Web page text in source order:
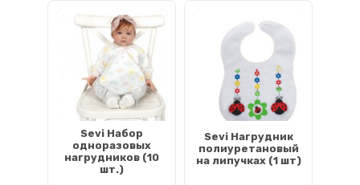
Sevi Набор
одноразовых
нагрудников (10
шт.)
Sevi Нагрудник
полиуретановый
на липучках (1 шт)